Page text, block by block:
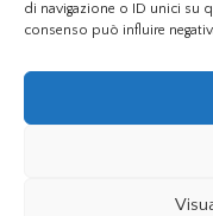
di navigazione o ID unici su
consenso può influire